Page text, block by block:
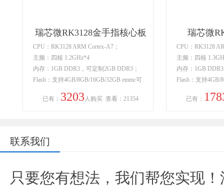
瑞芯微RK3128金手指核心板
CPU：RK3128 ARM Cortex-A7；
主频：四核 1.2GHz*4
内存：1GB DDR3，可定制2GB DDR3；
Flash：支持4GB/8GB/16GB/32GB emmc可
已有： 3203 人购买 查看：21354
瑞芯微
CPU：RK3128
主频：四核
内存：1GB
Flash：支持4GB/
已有：
联系我们
只要您有想法，我们帮您实现